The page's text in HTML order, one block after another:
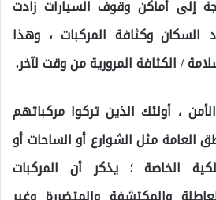
إلى أماكن وقوف السيارات زادت
وكثافة المركبات ، وهذا
/ الكثافة المرورية من وقت لآخر.
، أولئك الذين تركوا مركباتهم
العامة مثل الشوارع أو الساحات أو
الخاصة ؛ يذكر أن المركبات